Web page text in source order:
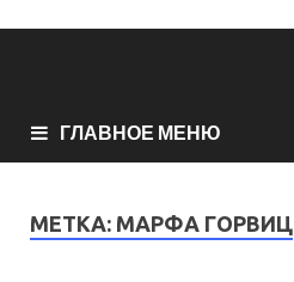
ГЛАВНОЕ МЕНЮ
МЕТКА: МАРФА ГОРВИЦ